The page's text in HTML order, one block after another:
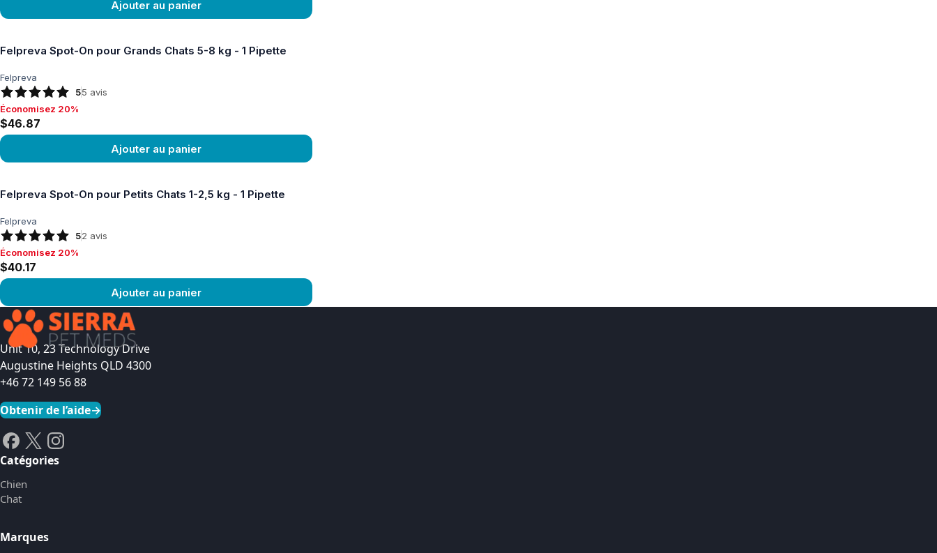
Ajouter au panier
Felpreva Spot-On pour Grands Chats 5-8 kg - 1 Pipette
Felpreva
55 avis
Économisez 20%, $46.87
Économisez 20%
$46.87
Ajouter au panier
Felpreva Spot-On pour Petits Chats 1-2,5 kg - 1 Pipette
Felpreva
52 avis
Économisez 20%, $40.17
Économisez 20%
$40.17
Ajouter au panier
Voir le produit
Unit 10, 23 Technology Drive
Augustine Heights QLD 4300
+46 72 149 56 88
Obtenir de l’aide→
Catégories
Chien
Chat
Marques